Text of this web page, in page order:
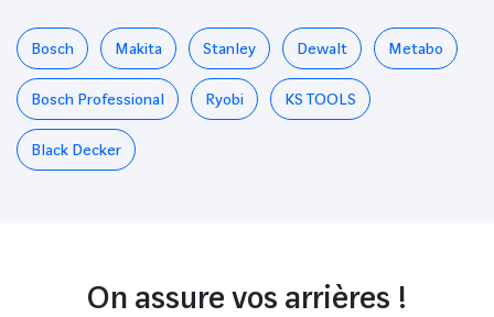
Bosch Makita Stanley Dewalt Metabo
Bosch Professional Ryobi KS TOOLS
Black Decker
On assure vos arrières !